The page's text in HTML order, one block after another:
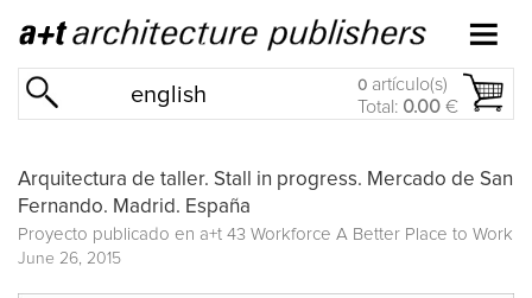
english 0 artículo(s)
Total: 0.00 €
Arquitectura de taller. Stall in progress. Mercado de San
Fernando. Madrid. España
Proyecto publicado en a+t 43 Workforce A Better Place to Work
June 26, 2015